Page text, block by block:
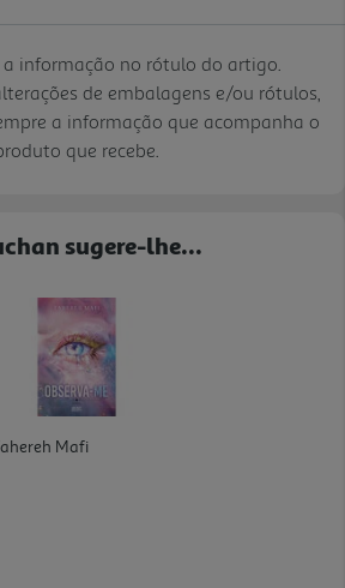
informação no rótulo do artigo.
de embalagens e/ou rótulos,
a informação que acompanha o
que recebe.
sugere-lhe...
Mafi